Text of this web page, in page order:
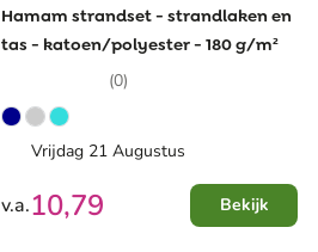
Hamam strandset - strandlaken en
tas - katoen/polyester - 180 g/m²
(0)
Vrijdag 21 Augustus
v.a.10,79 Bekijk